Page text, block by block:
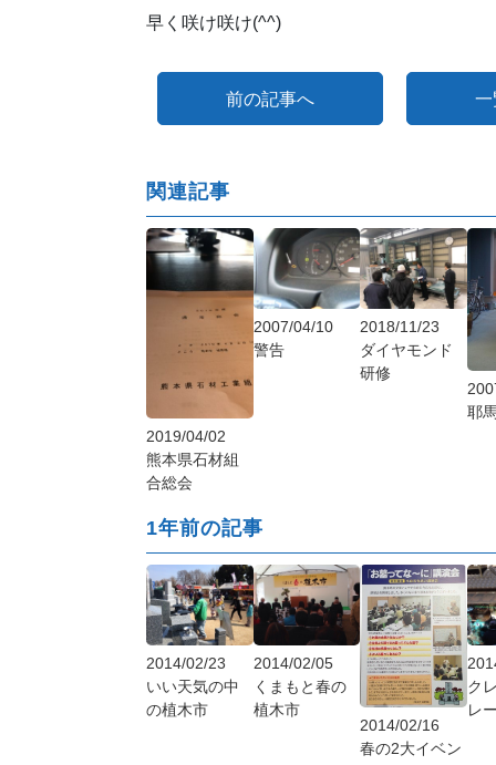
早く咲け咲け(^^)
前の記事へ 一
関連記事
2019/04/02
熊本県石材組
合総会
2007/04/10
警告
2018/11/23
ダイヤモンド
研修
耶
1年前の記事
2014/02/23
いい天気の中
の植木市
2014/02/05
くまもと春の
植木市
2014/02/16
春の2大イベン
ク
レ